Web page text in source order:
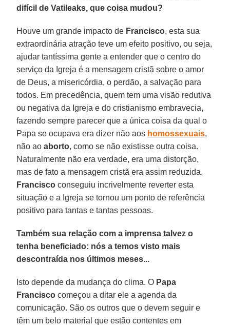
difícil de Vatileaks, que coisa mudou?
Houve um grande impacto de Francisco, esta sua
extraordinária atração teve um efeito positivo, ou seja,
ajudar tantíssima gente a entender que o centro do
serviço da Igreja é a mensagem cristã sobre o amor
de Deus, a misericórdia, o perdão, a salvação para
todos. Em precedência, quem tem uma visão redutiva
ou negativa da Igreja e do cristianismo embravecia,
fazendo sempre parecer que a única coisa da qual o
Papa se ocupava era dizer não aos homossexuais,
não aoaborto, como se não existisse outra coisa.
Naturalmente não era verdade, era uma distorção,
mas de fato a mensagem cristã era assim reduzida.
Francisco conseguiu incrivelmente reverter esta
situação e a Igreja se tornou um ponto de referência
positivo para tantas e tantas pessoas.
Também sua relação com a imprensa talvez o
tenha beneficiado: nós a temos visto mais
descontraída nos últimos meses...
Isto depende da mudança do clima. O Papa
Francisco começou a ditar ele a agenda da
comunicação. São os outros que o devem seguir e
têm um belo material que estão contentes em